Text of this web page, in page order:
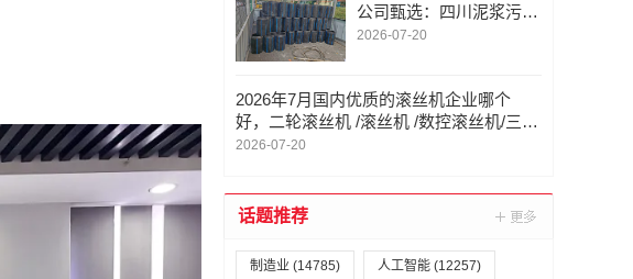
公司甄选：四川泥浆污水
转运/四川管道污水转运/
2026-07-20
2026年7月国内优质的滚丝机企业哪个
好，二轮滚丝机 /滚丝机 /数控滚丝机/三轮
滚丝机 /滚牙机 ，滚丝机厂商选哪家
2026-07-20
话题推荐
制造业 (14785) 人工智能 (12257)